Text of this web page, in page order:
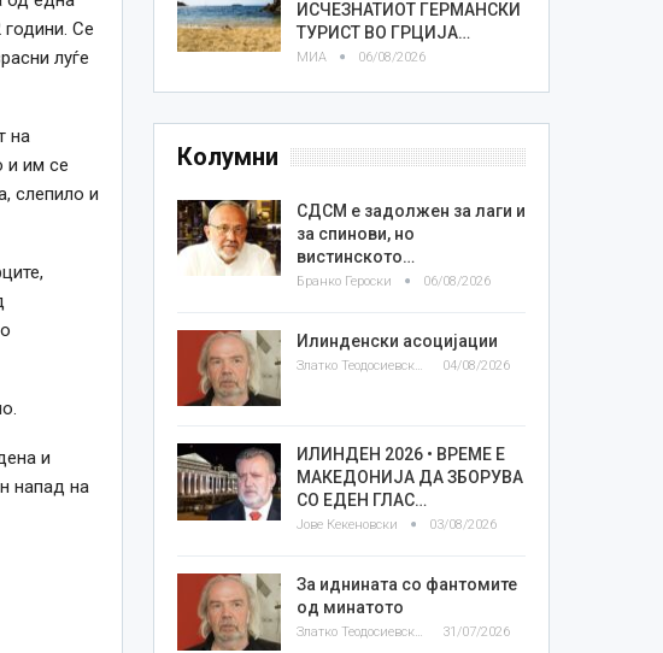
Се
луѓе
на
и им се
слепило и
и
напад на
ИСЧЕЗНАТИОТ ГЕРМАНСКИ
ТУРИСТ ВО ГРЦИЈА…
МИА 06/08/2026
Колумни
СДСМ е задолжен за лаги и
за спинови, но
вистинското…
Бранко Героски 06/08/2026
Илинденски асоцијации
Златко Теодосиевски 04/08/2026
ИЛИНДЕН 2026 • ВРЕМЕ Е
МАКЕДОНИЈА ДА ЗБОРУВА
СО ЕДЕН ГЛАС…
Јове Кекеновски 03/08/2026
За иднината со фантомите
од минатото
Златко Теодосиевски 31/07/2026